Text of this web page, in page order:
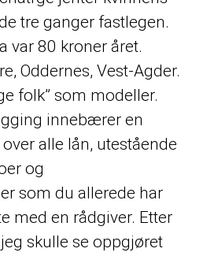
tre ganger fastlegen.
var 80 kroner året.
Oddernes, Vest-Agder.
folk” som modeller.
innebærer en
alle lån, utestående
og
som du allerede har
med en rådgiver. Etter
skulle se oppgjøret